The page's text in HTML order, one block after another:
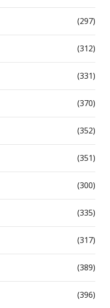
(297)
(312)
(331)
(370)
(352)
(351)
(300)
(335)
(317)
(389)
(396)